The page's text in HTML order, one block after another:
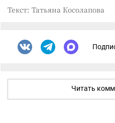
Текст: Татьяна Косолапова
Читать